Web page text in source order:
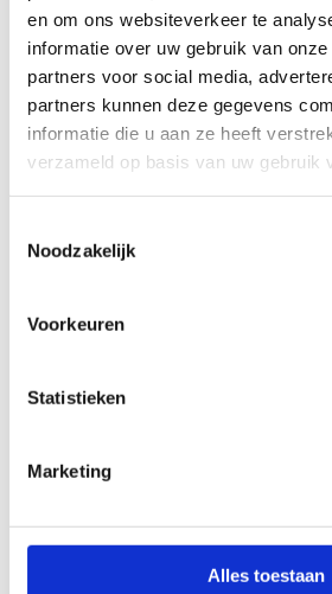
en om ons websiteverkeer te
informatie over uw gebruik van
partners voor social media,
partners kunnen deze gegevens
informatie die u aan ze heeft
verzameld op basis van uw gebruik
Noodzakelijk
Voorkeuren
Statistieken
Marketing
Alles toestaan
De groene lus: 5 km, bestaande
paden
De blauwe lus: 3 km, bestaande
paden
Beloopbaarheid tijdens nattere
beloopbaar
Moeilijkheidsgraad: makkelijk
Tragelstraat